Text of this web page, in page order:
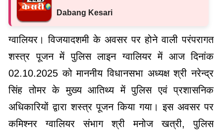
Dabang Kesari
ग्वालियर। विजयादशमी के अवसर पर होने वाली परंपरागत
शस्त्र पूजन में पुलिस लाइन ग्वालियर में आज दिनांक
02.10.2025 को माननीय विधानसभा अध्यक्ष श्री नरेन्द्र
सिंह तोमर के मुख्य आतिथ्य में पुलिस एवं प्रशासनिक
अधिकारियों द्वारा शस्त्र पूजन किया गया। इस अवसर पर
कमिश्नर ग्वालियर संभाग श्री मनोज खत्री, पुलिस